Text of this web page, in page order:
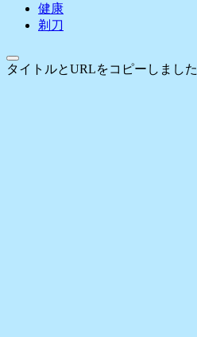
健康
剃刀
タイトルとURLをコピーしました